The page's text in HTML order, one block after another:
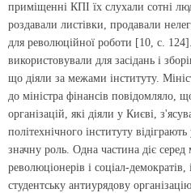
приміщенні КПІ їх слухали сотні
роздавали листівки, продавали
для революційної роботи [10, с. 124].
використовували для засідань і
що діяли за межами інституту.
до міністра фінансів повідомляло,
організацій, які діяли у Києві,
політехнічного інституту
значну роль. Одна частина діє серед
революціонерів і соціал-
студентську антиурядову